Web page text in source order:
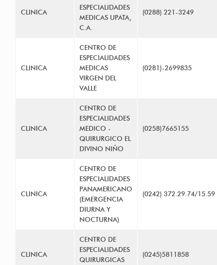
CLINICA
ESPECIALIDADES
MEDICAS UPATA,
C.A.
(0288) 221-3249
CLINICA
CENTRO DE
ESPECIALIDADES
MEDICAS
VIRGEN DEL
VALLE
(0281)-2699835
CLINICA
CENTRO DE
ESPECIALIDADES
MEDICO -
QUIRURGICO EL
DIVINO NIÑO
(0258)7665155
CLINICA
CENTRO DE
ESPECIALIDADES
PANAMERICANO
(EMERGENCIA
DIURNA Y
NOCTURNA)
(0242) 372.29.74/15.59
CLINICA
CENTRO DE
ESPECIALIDADES
QUIRURGICAS
(0245)5811858